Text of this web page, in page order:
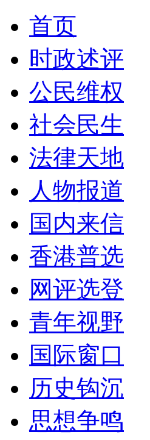
首页
时政述评
公民维权
社会民生
法律天地
人物报道
国内来信
香港普选
网评选登
青年视野
国际窗口
历史钩沉
思想争鸣